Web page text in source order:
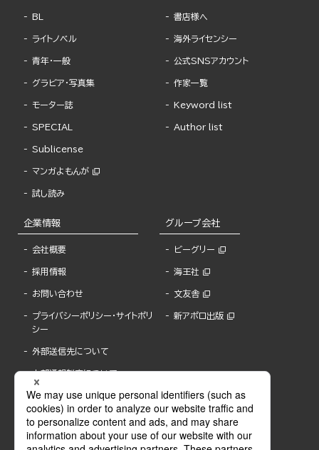
BL
ライトノベル
青年・一般
グラビア・写真集
モーター誌
SPECIAL
Sublicense
マンガよもんが
試し読み
書店様へ
海外ライセンシー
公式SNSアカウント
作家一覧
Keyword list
Author list
企業情報
会社概要
採用情報
お問い合わせ
プライバシーポリシー・サイトポリ
シー
外部送信先について
内部通報制度について
グループ会社
ビーグリー
海王社
文友舎
新アポロ出版